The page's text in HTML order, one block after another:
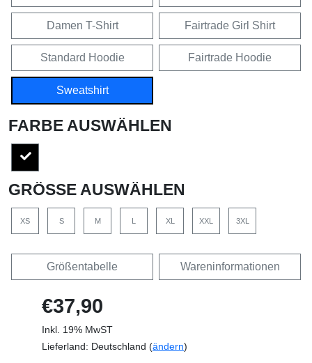
Damen T-Shirt Fairtrade Girl Shirt
Standard Hoodie Fairtrade Hoodie
Sweatshirt
FARBE AUSWÄHLEN
GRÖSSE AUSWÄHLEN
XS S M L XL XXL 3XL
Größentabelle Wareninformationen
€37,90
Inkl. 19% MwST
Lieferland: Deutschland (ändern)